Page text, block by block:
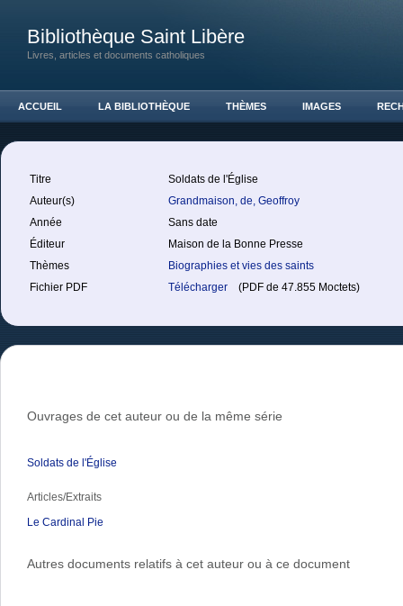
Bibliothèque Saint Libère
Livres, articles et documents catholiques
ACCUEIL LA BIBLIOTHÈQUE THÈMES IMAGES
Titre
Soldats de l'Église
Auteur(s)
Grandmaison, de, Geoffroy
Année
Sans date
Éditeur
Maison de la Bonne Presse
Thèmes
Biographies et vies des saints
Fichier PDF
Télécharger (PDF de 47.855 Moctets)
Ouvrages de cet auteur ou de la même série
Soldats de l'Église
Articles/Extraits
Le Cardinal Pie
Autres documents relatifs à cet auteur ou à ce document